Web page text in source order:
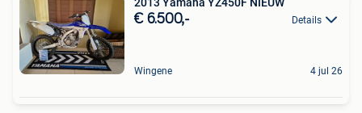
€ 6.500,- Details
Wingene 4 jul 26